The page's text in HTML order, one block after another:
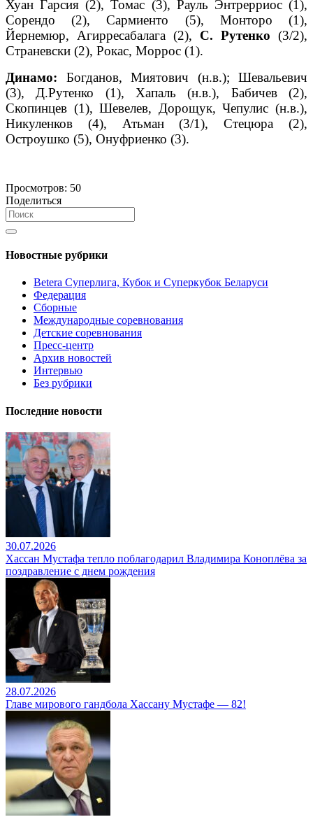
Хуан Гарсия (2), Томас (3), Рауль Энтрерриос (1),
Сорендо (2), Сармиенто (5), Монторо (1),
Йернемюр, Агирресабалага (2), С. Рутенко (3/2),
Страневски (2), Рокас, Моррос (1).
Динамо: Богданов, Миятович (н.в.); Шевальевич
(3), Д.Рутенко (1), Хапаль (н.в.), Бабичев (2),
Скопинцев (1), Шевелев, Дорощук, Чепулис (н.в.),
Никуленков (4), Атьман (3/1), Стецюра (2),
Остроушко (5), Онуфриенко (3).
Просмотров: 50
Поделиться
Новостные рубрики
Betera Суперлига, Кубок и Суперкубок Беларуси
Федерация
Сборные
Международные соревнования
Детские соревнования
Пресс-центр
Архив новостей
Интервью
Без рубрики
Последние новости
30.07.2026
Хассан Мустафа тепло поблагодарил Владимира Коноплёва за
поздравление с днем рождения
28.07.2026
Главе мирового гандбола Хассану Мустафе — 82!